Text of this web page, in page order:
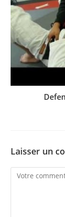
Laisser un
Comment